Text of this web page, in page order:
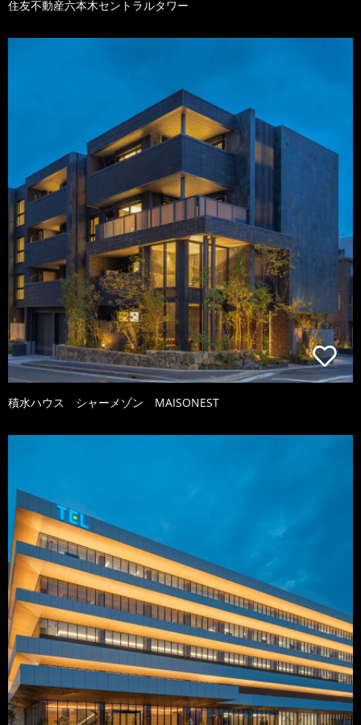
住友不動産六本木セントラルタワー
積水ハウス シャーメゾン MAISONEST